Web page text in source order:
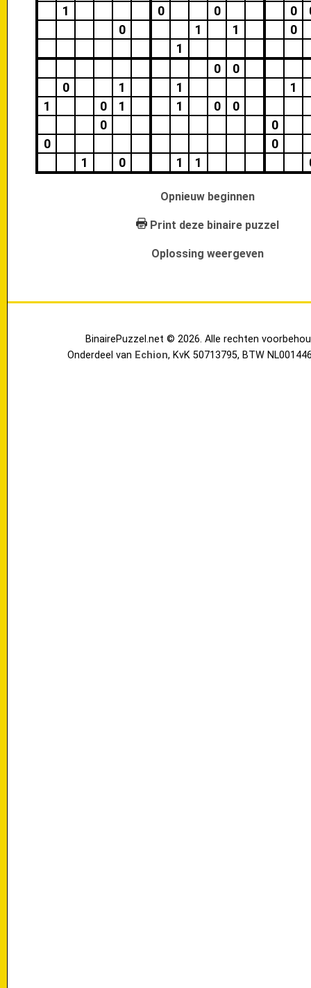
1
0 0 0
0
1 1
0
1
0
0
0
1 1
1
1
0 1 1 0
0
0
0
0
0
1
0 1 1
Opnieuw beginnen
Print deze binaire puzzel
Oplossing weergeven
BinairePuzzel.net © 2026. Alle rechten
Onderdeel van Echion, KvK 50713795, BTW